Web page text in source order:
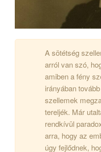
A sötétség
arról van szó,
amiben a fény
irányában
szellemek
tereljék. Már
rendkívül
arra, hogy az
úgy fejlődnek,